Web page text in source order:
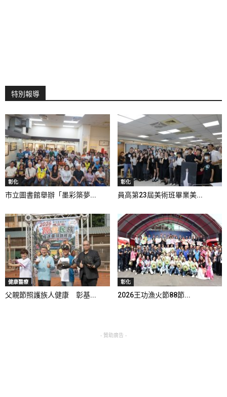
特別報導
彰化
市立圖書館舉辦「墨彩築夢...
彰化
員高第23屆美術班畢業美...
健康醫療
父親節照護族人健康 彰基...
彰化
2026王功漁火節88節...
- 贊助廣告 -